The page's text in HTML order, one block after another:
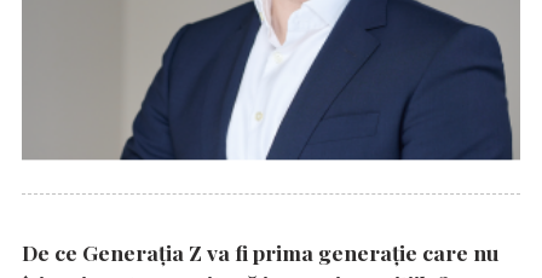
De ce Generația Z va fi prima generație care nu